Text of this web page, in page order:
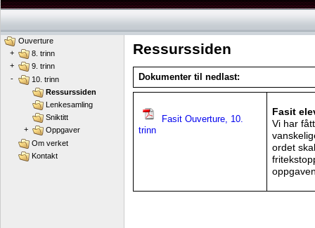
Ressurssiden
Dokumenter til nedlast:
Fasit Ouverture, 10.
trinn
Fasit
Vi har
ordet
Ouverture
+
8. trinn
+
9. trinn
-
10. trinn
Ressurssiden
Lenkesamling
Sniktitt
+
Oppgaver
Om verket
Kontakt